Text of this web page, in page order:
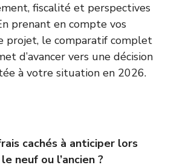
fiscalité et perspectives
prenant en compte vos
projet, le comparatif complet
d’avancer vers une décision
à votre situation en 2026.
cachés à anticiper lors
neuf ou l’ancien ?